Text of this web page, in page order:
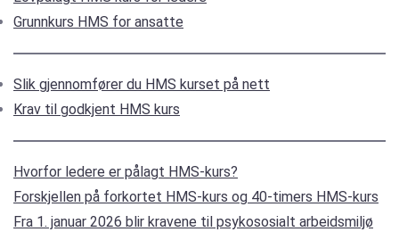
Grunnkurs HMS for ansatte
Slik gjennomfører du HMS kurset på nett
Krav til godkjent HMS kurs
Hvorfor ledere er pålagt HMS-kurs?
Forskjellen på forkortet HMS-kurs og 40-timers HMS-kurs
Fra 1. januar 2026 blir kravene til psykososialt arbeidsmiljø